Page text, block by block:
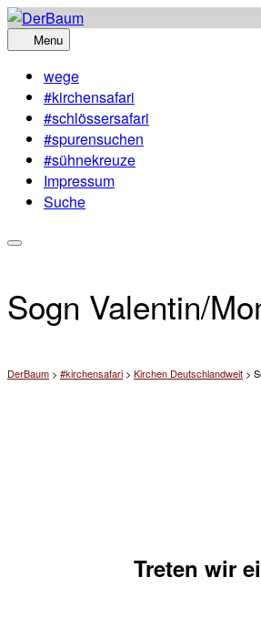
Skip
to
Menu
wege
#kirchensafari
#schlössersafari
#spurensuchen
#sühnekreuze
Impressum
Suche
Sogn Valentin/
DerBaum > #kirchensafari > Kirchen Deutschlandweit >
Treten wir